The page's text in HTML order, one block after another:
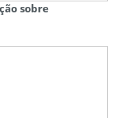
sobre